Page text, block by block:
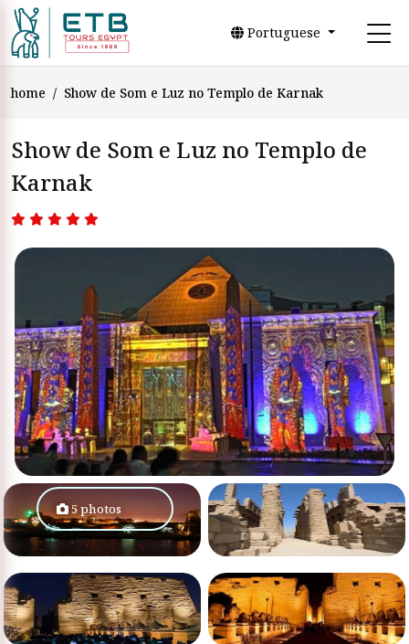
Portuguese
home Show de Som e Luz no Templo de Karnak
Show de Som e Luz no Templo de
Karnak
5 photos